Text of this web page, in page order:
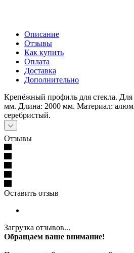
Описание
Отзывы
Как купить
Оплата
Доставка
Дополнительно
Крепёжный профиль для стекла.
мм. Длина: 2000 мм. Материал:
серебристый.
Отзывы
Оставить отзыв
Загрузка отзывов...
Обращаем ваше внимание!